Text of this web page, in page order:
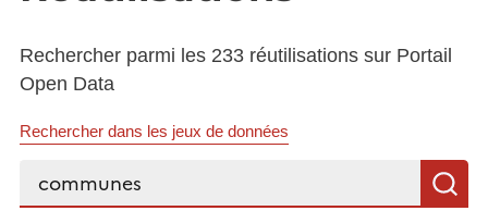
Rechercher parmi les 233 réutilisations sur Portail
Open Data
Rechercher dans les jeux de données